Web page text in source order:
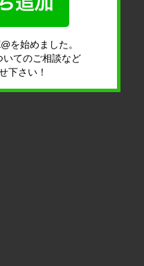
を始めました。
いてのご相談など
下さい！